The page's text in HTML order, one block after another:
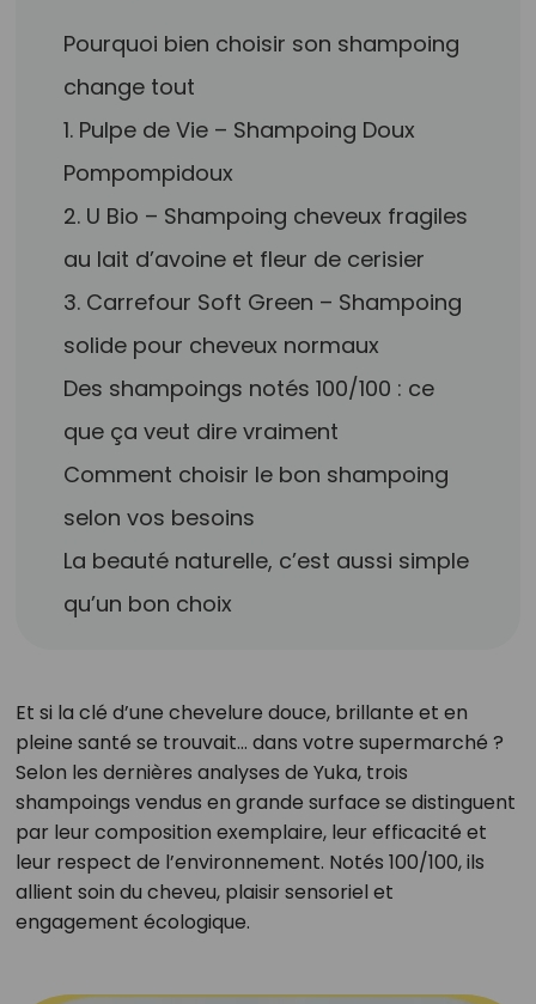
Pourquoi bien choisir son shampoing
change tout
1. Pulpe de Vie – Shampoing Doux
Pompompidoux
2. U Bio – Shampoing cheveux fragiles
au lait d’avoine et fleur de cerisier
3. Carrefour Soft Green – Shampoing
solide pour cheveux normaux
Des shampoings notés 100/100 : ce
que ça veut dire vraiment
Comment choisir le bon shampoing
selon vos besoins
La beauté naturelle, c’est aussi simple
qu’un bon choix
Et si la clé d’une chevelure douce, brillante et en
pleine santé se trouvait… dans votre supermarché ?
Selon les dernières analyses de Yuka, trois
shampoings vendus en grande surface se distinguent
par leur composition exemplaire, leur efficacité et
leur respect de l’environnement. Notés 100/100, ils
allient soin du cheveu, plaisir sensoriel et
engagement écologique.